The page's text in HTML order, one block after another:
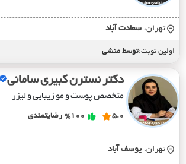
تهران، سعادت آباد
اولین نوبت:توسط منشی
دکتر نسترن کبیری سامانی
متخصص پوست و مو زیبایی و لیزر
5.0
%100 رضایتمندی
تهران، يوسف آباد